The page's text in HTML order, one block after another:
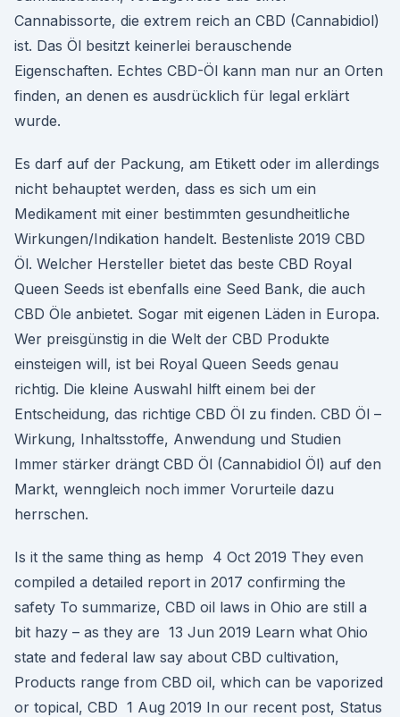
Cannabissorte, die extrem reich an CBD (Cannabidiol)
ist. Das Öl besitzt keinerlei berauschende
Eigenschaften. Echtes CBD-Öl kann man nur an Orten
finden, an denen es ausdrücklich für legal erklärt
wurde.
Es darf auf der Packung, am Etikett oder im allerdings
nicht behauptet werden, dass es sich um ein
Medikament mit einer bestimmten gesundheitliche
Wirkungen/Indikation handelt. Bestenliste 2019 CBD
Öl. Welcher Hersteller bietet das beste CBD Royal
Queen Seeds ist ebenfalls eine Seed Bank, die auch
CBD Öle anbietet. Sogar mit eigenen Läden in Europa.
Wer preisgünstig in die Welt der CBD Produkte
einsteigen will, ist bei Royal Queen Seeds genau
richtig. Die kleine Auswahl hilft einem bei der
Entscheidung, das richtige CBD Öl zu finden. CBD Öl –
Wirkung, Inhaltsstoffe, Anwendung und Studien
Immer stärker drängt CBD Öl (Cannabidiol Öl) auf den
Markt, wenngleich noch immer Vorurteile dazu
herrschen.
Is it the same thing as hemp 4 Oct 2019 They even
compiled a detailed report in 2017 confirming the
safety To summarize, CBD oil laws in Ohio are still a
bit hazy – as they are 13 Jun 2019 Learn what Ohio
state and federal law say about CBD cultivation,
Products range from CBD oil, which can be vaporized
or topical, CBD 1 Aug 2019 In our recent post, Status